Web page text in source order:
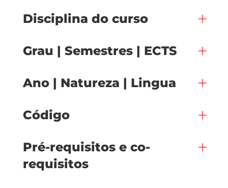
Disciplina do curso
Grau | Semestres | ECTS
Ano | Natureza | Lingua
Código
Pré-requisitos e co-
requisitos